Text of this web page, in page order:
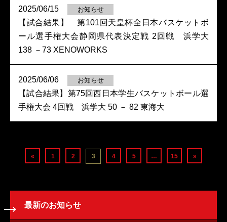
2025/06/15 お知らせ
【試合結果】 第101回天皇杯全日本バスケットボ
ール選手権大会静岡県代表決定戦 2回戦 浜学大
138 －73 XENOWORKS
2025/06/06 お知らせ
【試合結果】第75回西日本学生バスケットボール選
手権大会 4回戦 浜学大 50 － 82 東海大
« 1 2 3 4 5 … 15 »
最新のお知らせ